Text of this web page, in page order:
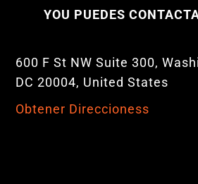
YOU PUEDES
600 F St NW Suite 300,
DC 20004, United States
Obtener Direccioness